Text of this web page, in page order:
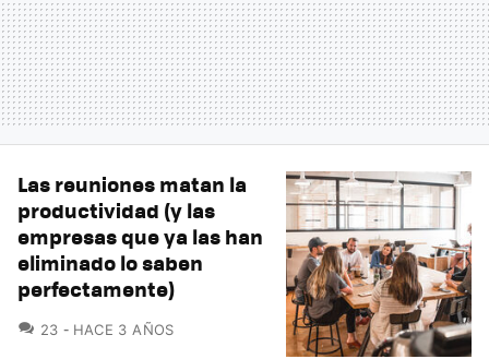
Las reuniones matan la
productividad (y las
empresas que ya las han
eliminado lo saben
perfectamente)
23 COMENTARIOS
HACE 3 AÑOS